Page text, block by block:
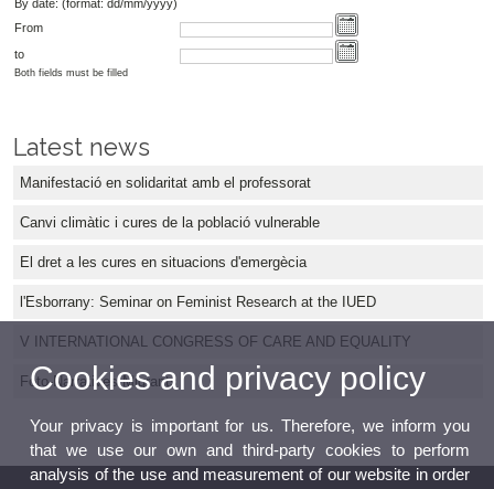
By date: (format: dd/mm/yyyy)
From
to
Both fields must be filled
Latest news
Manifestació en solidaritat amb el professorat
Canvi climàtic i cures de la població vulnerable
El dret a les cures en situacions d'emergècia
l'Esborrany: Seminar on Feminist Research at the IUED
V INTERNATIONAL CONGRESS OF CARE AND EQUALITY
Foto-Narratives Migrants
Cookies and privacy policy
Your privacy is important for us. Therefore, we inform you
that we use our own and third-party cookies to perform
analysis of the use and measurement of our website in order